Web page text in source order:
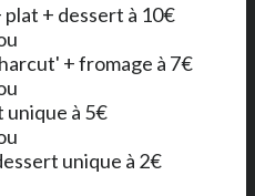
+ dessert à 10€
+ fromage à 7€
unique à 5€
unique à 2€